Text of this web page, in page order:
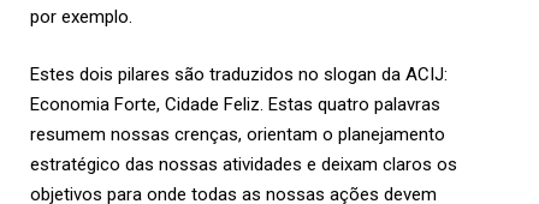
por exemplo.
Estes dois pilares são traduzidos no slogan da ACIJ:
Economia Forte, Cidade Feliz. Estas quatro palavras
resumem nossas crenças, orientam o planejamento
estratégico das nossas atividades e deixam claros os
objetivos para onde todas as nossas ações devem